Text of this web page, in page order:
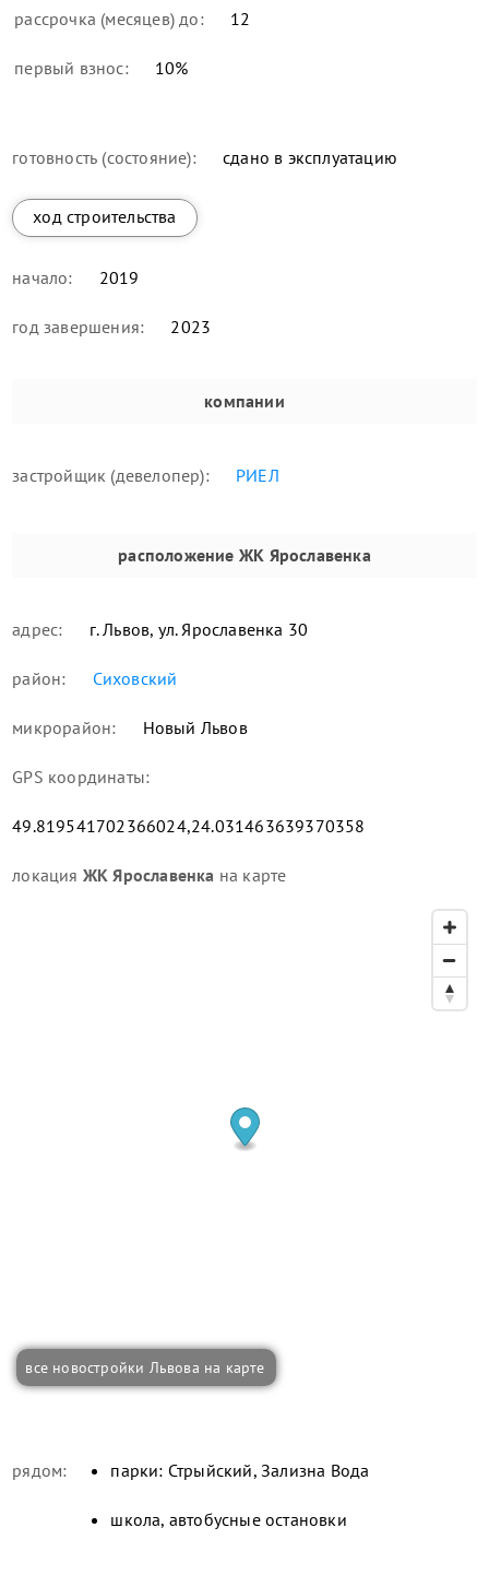
рассрочка (месяцев) до: 12
первый взнос: 10%
готовность (состояние): сдано в эксплуатацию
ход строительства
начало: 2019
год завершения: 2023
компании
застройщик (девелопер): РИЕЛ
расположение ЖК Ярославенка
адрес: г. Львов, ул. Ярославенка 30
район: Сиховский
микрорайон: Новый Львов
GPS координаты:
49.819541702366024,24.031463639370358
локация ЖК Ярославенка на карте
все новостройки Львова на карте
рядом: парки: Стрыйский, Зализна Вода
школа, автобусные остановки